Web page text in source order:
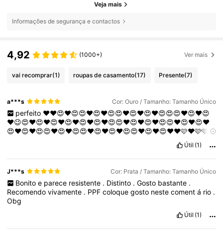
Veja mais
Informações de segurança e contactos
4,92 (1000+) Ver mais
vai recomprar(1) roupas de casamento(17) Presente(7)
a***s Cor: Ouro / Tamanho: Tamanho Único
perfeito ❤️❤️😍❤️😍😍❤️😍❤️😍😍❤️😍❤️😍❤️😍😍😍❤️😍❤️😍
❤️😉😍❤️😍❤️😍❤️😍❤️😍❤️😍❤️😍😍❤️😍❤️😍❤️😍😍❤️😍❤️😍❤️
😍❤️😍❤️😍😍❤️😍❤️😍😍❤️😍❤️😍❤️😍😍❤️😍❤️😍❤️❤️🩷❤️🩷🩷❤️
🩷❤️🩷🩷❤️🩷❤️🩷🩷❤️🩷❤️🩷🩷❤️🩷❤️🩷🩷❤️🩷❤️🩷❤️🩷🩷❤️🩷❤️
🩷🩷❤️🩷❤️🩷❤️🩷🩷❤️🩷❤️🩷🩷❤️🩷❤️🩷❤️🩷🩷❤️🩷❤️🩷🩷❤️🩷❤️
🩷❤️🩷🩷❤️🩷❤️🩷❤️🩷🩷❤️🩷❤️🩷❤️🩷🩷❤️🩷❤️🩷❤️🩷❤️🩷❤️🩷🩷
❤️🩷❤️🩷❤️🩷🩷❤️🩷❤️🩷❤️🩷🩷❤️🩷❤️🩷❤️🩷❤️🩷❤️🩷❤️🩷❤️🩷❤️
🩷🩷❤️🩷❤️🩷❤️🩷❤️🩷🩷❤️🩷❤️🩷❤️🩷🩷❤️🩷❤️🩷🩷❤️🩷❤️🩷❤️🩷
❤️🩷🩷❤️🩷❤️🩷❤️🩷❤️🩷❤️🩷🩷❤️🩷❤️🩷❤️🩷❤️🩷🩷❤️🩷❤️🩷🩷❤️
🩷❤️🩷❤️🩷🩷❤️🩷❤️🩷❤️🩷🩷❤️🩷❤️🩷❤️🩷❤️🩷🩷❤️🩷❤️🩷❤️🩷🩷
❤️🩷❤️🩷❤️🩷🩷❤️🩷❤️🩷❤️🩷❤️🩷🩷❤️🩷❤️🩷❤️🩷🩷❤️🩷❤️🩷🩷❤️
Útil (1)
J***s Cor: Prata / Tamanho: Tamanho Único
Bonito e parece resistente . Distinto . Gosto bastante .
Recomendovivamente . PPFcoloquegosto nestecomentá rio .
Obg
Útil (1)